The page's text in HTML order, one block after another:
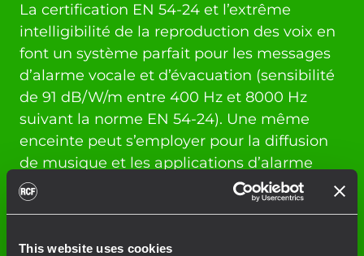
This website uses cookies
La certification EN 54-24 et l’extrême
intelligibilité de la reproduction des voix en
font un système parfait pour les messages
d’alarme vocale et d’évacuation (sensibilité
de 91 dB/W/m entre 400 Hz et 8000 Hz
suivant la norme EN 54-24). Une même
enceinte peut s’employer pour la diffusion
de musique et les applications d’alarme
vocale.